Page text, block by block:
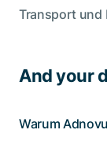
And your
Warum
Transport und